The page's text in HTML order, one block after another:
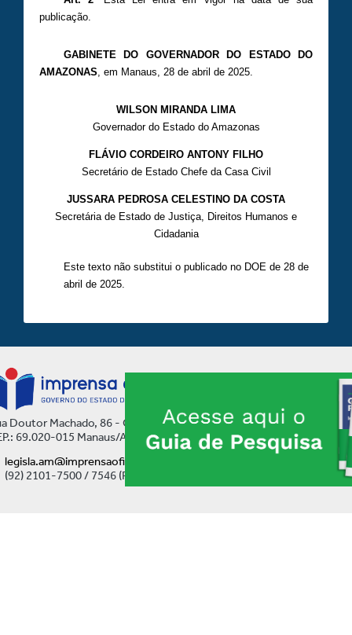
publicação.
GABINETE DO GOVERNADOR DO ESTADO DO
AMAZONAS , em Manaus, 28 de abril de 2025.
WILSON MIRANDA LIMA
Governador do Estado do Amazonas
FLÁVIO CORDEIRO ANTONY FILHO
Secretário de Estado Chefe da Casa Civil
JUSSARA PEDROSA CELESTINO DA COSTA
Secretária de Estado de Justiça, Direitos Humanos e
Cidadania
Este texto não substitui o publicado no DOE de 28 de
abril de 2025.
Doutor Machado, 86 - Centro
69.020-015 Manaus/AM
legisla.am@imprensaoficial.am.gov.br
(92) 2101-7500 / 7546 (Ramal)